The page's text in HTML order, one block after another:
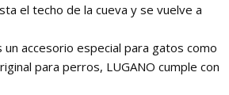
el techo de la cueva y se vuelve a
un accesorio especial para gatos como
para perros, LUGANO cumple con